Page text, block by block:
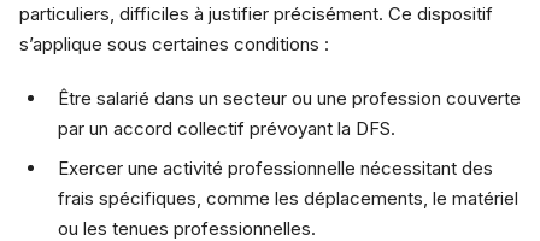
particuliers, difficiles à justifier précisément. Ce dispositif
s’applique sous certaines conditions :
Être salarié dans un secteur ou une profession couverte
par un accord collectif prévoyant la DFS.
Exercer une activité professionnelle nécessitant des
frais spécifiques, comme les déplacements, le matériel
ou les tenues professionnelles.